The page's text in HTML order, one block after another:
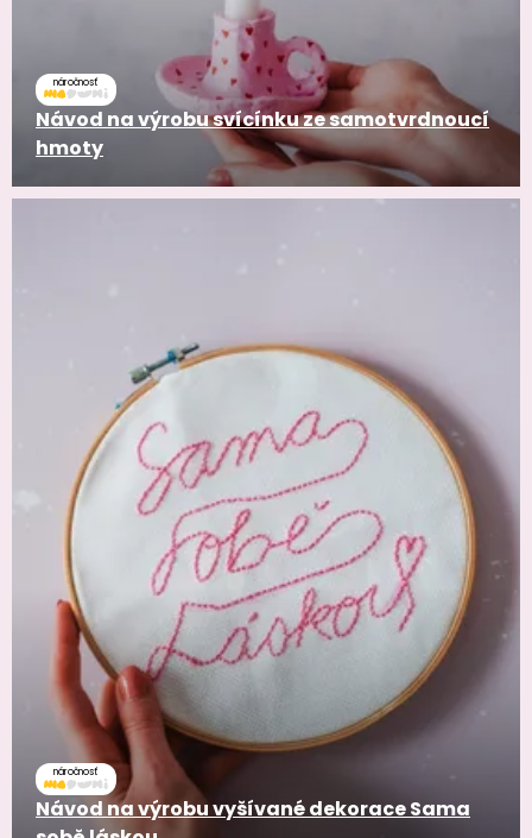
náročnosť
Návod na výrobu svícínku ze samotvrdnoucí
hmoty
náročnosť
Návod na výrobu vyšívané dekorace Sama